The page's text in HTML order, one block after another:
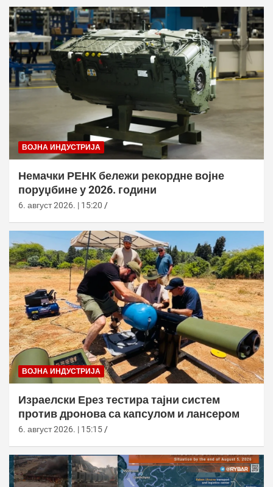
ВОЈНА ИНДУСТРИЈА
Немачки РЕНК бележи рекордне војне
поруџбине у 2026. години
6. август 2026. | 15:20
ВОЈНА ИНДУСТРИЈА
Израелски Ерез тестира тајни систем
против дронова са капсулом и лансером
6. август 2026. | 15:15